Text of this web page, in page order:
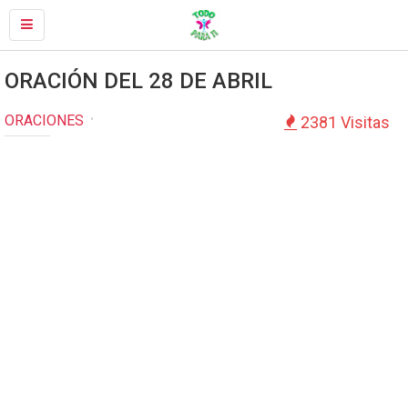
ORACIÓN DEL 28 DE ABRIL
ORACIONES 2381 Visitas